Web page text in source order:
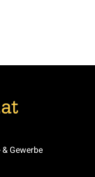
Gewerbe